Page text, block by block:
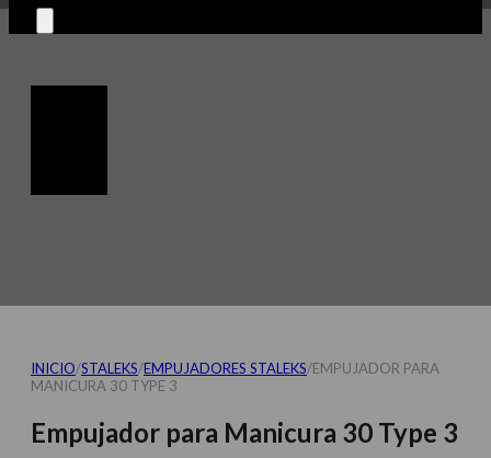
INICIO/STALEKS/EMPUJADORES STALEKS/EMPUJADOR PARA
MANICURA 30 TYPE 3
Empujador para Manicura 30 Type 3